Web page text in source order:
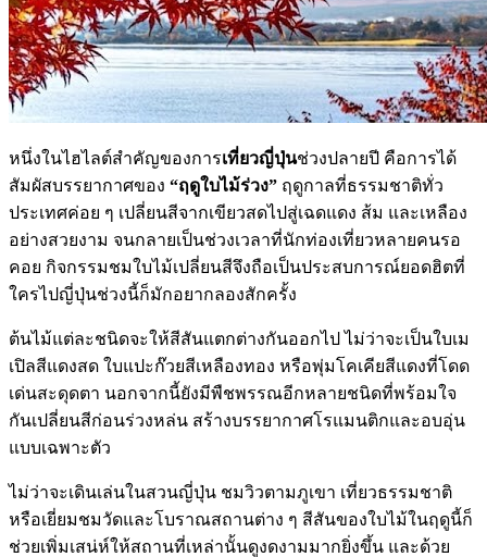
หนึ่งในไฮไลต์สำคัญของการเที่ยวญี่ปุ่นช่วงปลายปี คือการได้
สัมผัสบรรยากาศของ “ฤดูใบไม้ร่วง” ฤดูกาลที่ธรรมชาติทั่ว
ประเทศค่อย ๆ เปลี่ยนสีจากเขียวสดไปสู่เฉดแดง ส้ม และเหลือง
อย่างสวยงาม จนกลายเป็นช่วงเวลาที่นักท่องเที่ยวหลายคนรอ
คอย กิจกรรมชมใบไม้เปลี่ยนสีจึงถือเป็นประสบการณ์ยอดฮิตที่
ใครไปญี่ปุ่นช่วงนี้ก็มักอยากลองสักครั้ง
ต้นไม้แต่ละชนิดจะให้สีสันแตกต่างกันออกไป ไม่ว่าจะเป็นใบเม
เปิลสีแดงสด ใบแปะก๊วยสีเหลืองทอง หรือพุ่มโคเคียสีแดงที่โดด
เด่นสะดุดตา นอกจากนี้ยังมีพืชพรรณอีกหลายชนิดที่พร้อมใจ
กันเปลี่ยนสีก่อนร่วงหล่น สร้างบรรยากาศโรแมนติกและอบอุ่น
แบบเฉพาะตัว
ไม่ว่าจะเดินเล่นในสวนญี่ปุ่น ชมวิวตามภูเขา เที่ยวธรรมชาติ
หรือเยี่ยมชมวัดและโบราณสถานต่าง ๆ สีสันของใบไม้ในฤดูนี้ก็
ช่วยเพิ่มเสน่ห์ให้สถานที่เหล่านั้นดูงดงามมากยิ่งขึ้น และด้วย